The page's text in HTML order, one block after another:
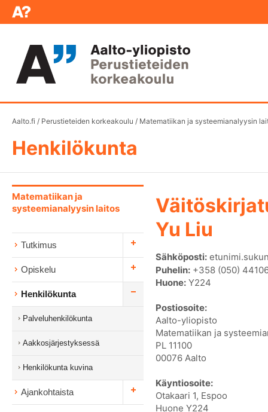
Aalto.fi / Perustieteiden korkeakoulu / Matematiikan ja systeemianalyysin
Henkilökunta
Matematiikan ja
systeemianalyysin laitos
Tutkimus
Opiskelu
Henkilökunta
Palveluhenkilökunta
Aakkosjärjestyksessä
Henkilökunta kuvina
Ajankohtaista
Yu Liu
Sähköposti:
Puhelin: +358 (050)
Huone: Y224
Postiosoite:
Aalto-yliopisto
Matematiikan ja
PL 11100
00076 Aalto
Käyntiosoite:
Otakaari 1, Espoo
Huone Y224